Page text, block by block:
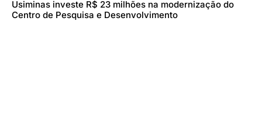
Usiminas investe R$ 23 milhões na modernização do
Centro de Pesquisa e Desenvolvimento